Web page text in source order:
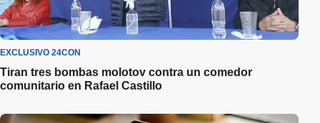
EXCLUSIVO 24CON
Tiran tres bombas molotov contra un comedor
comunitario en Rafael Castillo